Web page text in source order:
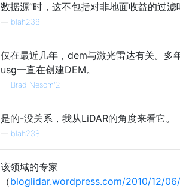
数据源”时，这不包括对非地面收益的过滤
blah238
仅在最近几年，dem与激光雷达有关。多
usg一直在创建DEM。
— Brad Nesom'2
是的-没关系，我从LiDAR的角度来看它。
blah238
该领域的专家
（bloglidar.wordpress.com/2010/12/